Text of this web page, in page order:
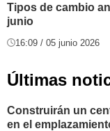
Tipos de cambio
junio
16:09 / 05 junio 2026
Últimas
Construirán un
en el